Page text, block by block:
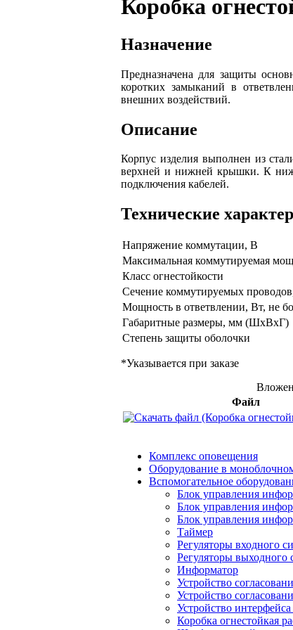
Коробка
Назначение
Предназначена для защиты
коротких замыканий в
внешних воздействий.
Описание
Корпус изделия выполнен из
верхней и нижней крышки. К
подключения кабелей.
Технические
Напряжение коммутации, В
Максимальная коммутируемая
Класс огнестойкости
Сечение коммутируемых
Мощность в ответвлении, Вт, не
Габаритные размеры, мм (ШхВхГ)
Степень защиты оболочки
*Указывается при заказе
Файл
Комплекс оповещения
Оборудование в
Вспомогательное
Блок управления
Блок управления
Блок управления
Таймер
Регуляторы входного
Регуляторы выходного
Информатор
Устройство
Устройство
Устройство
Коробка огнестойкая